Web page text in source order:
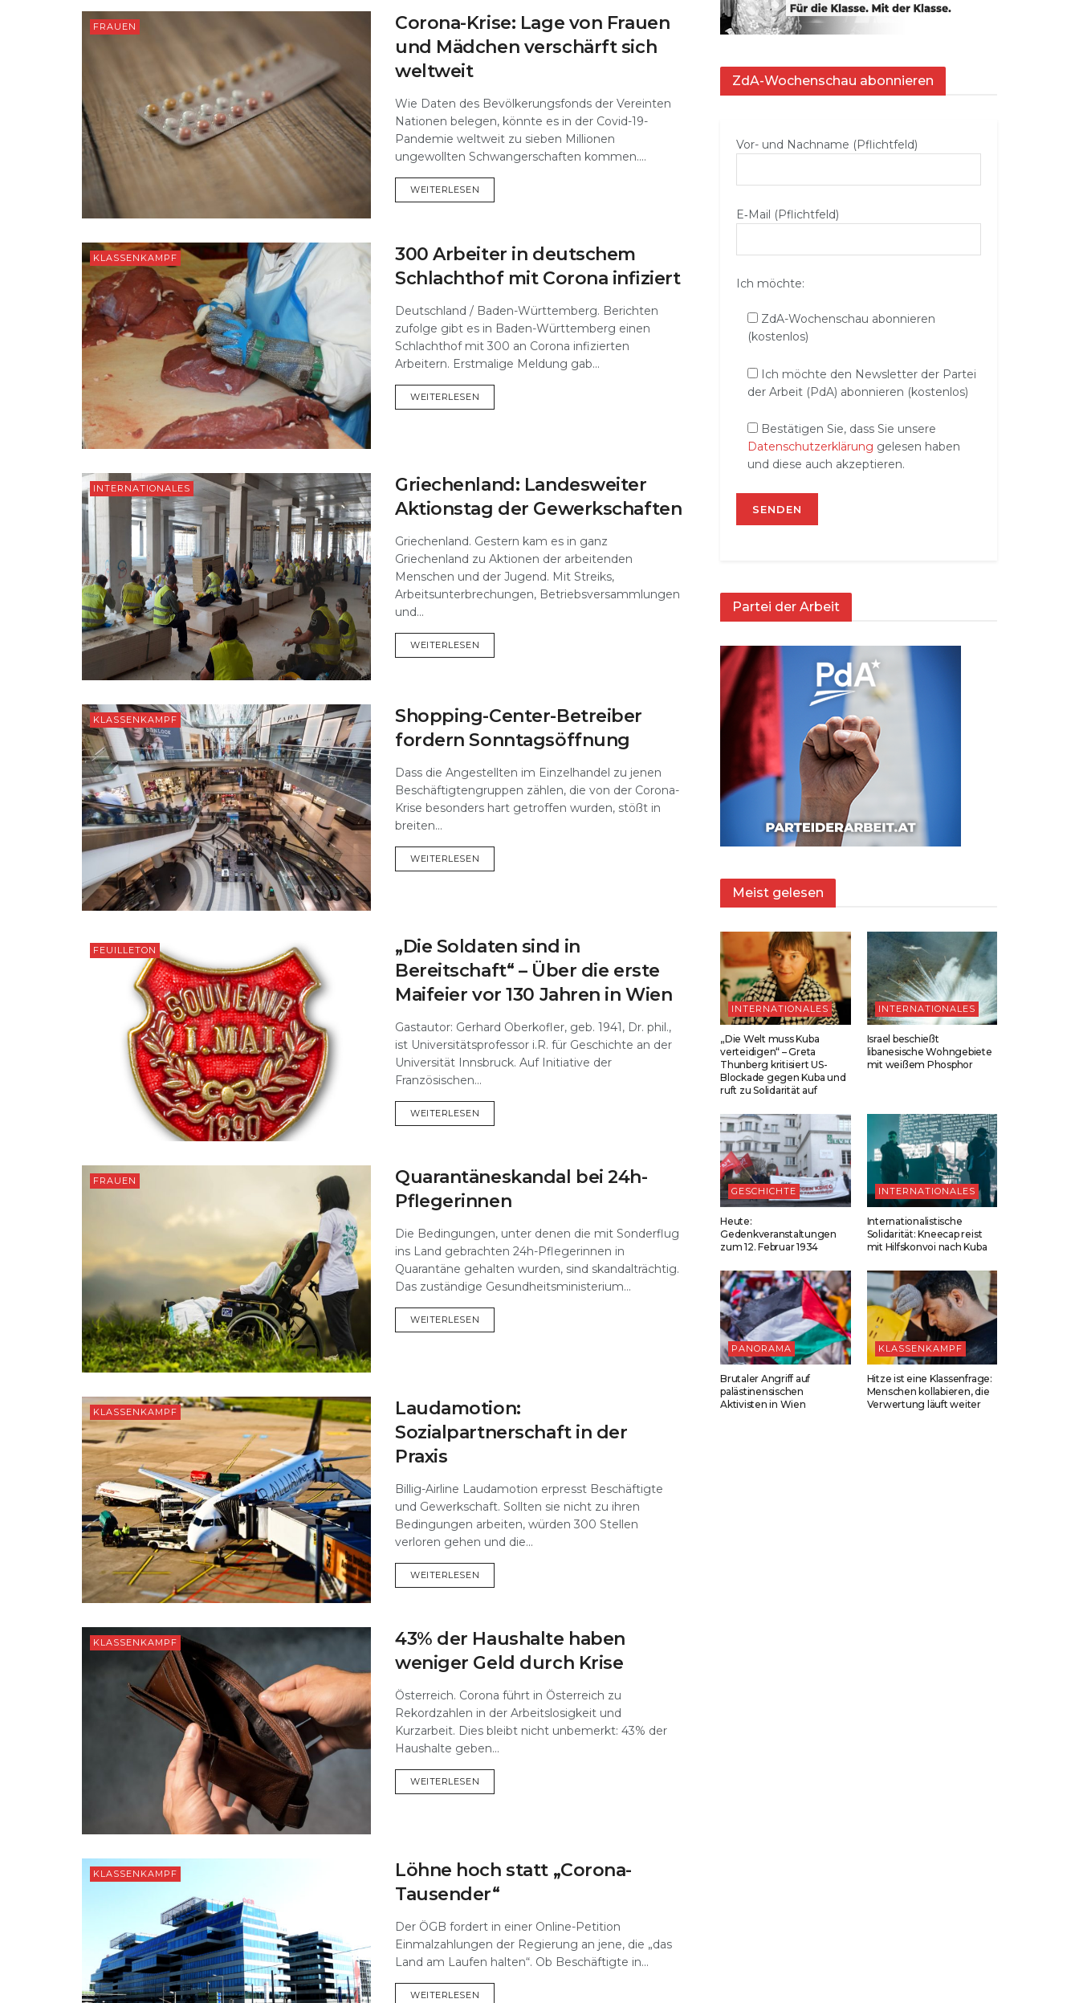
FRAUEN
Corona-Krise: Lage von Frauen
und Mädchen verschärft sich
weltweit
Wie Daten des Bevölkerungsfonds der Vereinten
Nationen belegen, könnte es in der Covid-19-
Pandemie weltweit zu sieben Millionen
ungewollten Schwangerschaften kommen....
WEITERLESEN
KLASSENKAMPF
300 Arbeiter in deutschem
Schlachthof mit Corona infiziert
Deutschland / Baden-Württemberg. Berichten
zufolge gibt es in Baden-Württemberg einen
Schlachthof mit 300 an Corona infizierten
Arbeitern. Erstmalige Meldung gab...
WEITERLESEN
INTERNATIONALES
Griechenland: Landesweiter
Aktionstag der Gewerkschaften
Griechenland. Gestern kam es in ganz
Griechenland zu Aktionen der arbeitenden
Menschen und der Jugend. Mit Streiks,
Arbeitsunterbrechungen, Betriebsversammlungen
und...
WEITERLESEN
KLASSENKAMPF
Shopping-Center-Betreiber
fordern Sonntagsöffnung
Dass die Angestellten im Einzelhandel zu jenen
Beschäftigtengruppen zählen, die von der Corona-
Krise besonders hart getroffen wurden, stößt in
breiten...
WEITERLESEN
FEUILLETON
„Die Soldaten sind in
Bereitschaft“ – Über die erste
Maifeier vor 130 Jahren in Wien
Gastautor: Gerhard Oberkofler, geb. 1941, Dr. phil.,
ist Universitätsprofessor i.R. für Geschichte an der
Universität Innsbruck. Auf Initiative der
Französischen...
WEITERLESEN
FRAUEN
Quarantäneskandal bei 24h-
Pflegerinnen
Die Bedingungen, unter denen die mit Sonderflug
ins Land gebrachten 24h-Pflegerinnen in
Quarantäne gehalten wurden, sind skandalträchtig.
Das zuständige Gesundheitsministerium...
WEITERLESEN
KLASSENKAMPF
Laudamotion:
Sozialpartnerschaft in der
Praxis
Billig-Airline Laudamotion erpresst Beschäftigte
und Gewerkschaft. Sollten sie nicht zu ihren
Bedingungen arbeiten, würden 300 Stellen
verloren gehen und die...
WEITERLESEN
KLASSENKAMPF
43% der Haushalte haben
weniger Geld durch Krise
Österreich. Corona führt in Österreich zu
Rekordzahlen in der Arbeitslosigkeit und
Kurzarbeit. Dies bleibt nicht unbemerkt: 43% der
Haushalte geben...
WEITERLESEN
KLASSENKAMPF
Löhne hoch statt „Corona-
Tausender“
Der ÖGB fordert in einer Online-Petition
Einmalzahlungen der Regierung an jene, die „das
Land am Laufen halten“. Ob Beschäftigte in...
WEITERLESEN
ZdA-Wochenschau abonnieren
Vor- und Nachname (Pflichtfeld)
E‑Mail (Pflichtfeld)
Ich möchte:
ZdA-Wochenschau abonnieren
(kostenlos)
Ich möchte den Newsletter der Partei
der Arbeit (PdA) abonnieren (kostenlos)
Bestätigen Sie, dass Sie unsere
Datenschutzerklärung gelesen haben
und diese auch akzeptieren.
Partei der Arbeit
Meist gelesen
INTERNATIONALES
„Die Welt muss Kuba
verteidigen“ – Greta
Thunberg kritisiert US-
Blockade gegen Kuba und
ruft zu Solidarität auf
INTERNATIONALES
Israel beschießt
libanesische Wohngebiete
mit weißem Phosphor
GESCHICHTE
Heute:
Gedenkveranstaltungen
zum 12. Februar 1934
INTERNATIONALES
Internationalistische
Solidarität: Kneecap reist
mit Hilfskonvoi nach Kuba
PANORAMA
Brutaler Angriff auf
palästinensischen
Aktivisten in Wien
KLASSENKAMPF
Hitze ist eine Klassenfrage:
Menschen kollabieren, die
Verwertung läuft weiter